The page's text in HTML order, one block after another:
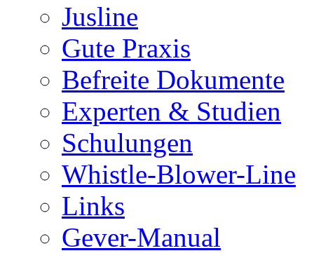
Jusline
Gute Praxis
Befreite Dokumente
Experten & Studien
Schulungen
Whistle-Blower-Line
Links
Gever-Manual